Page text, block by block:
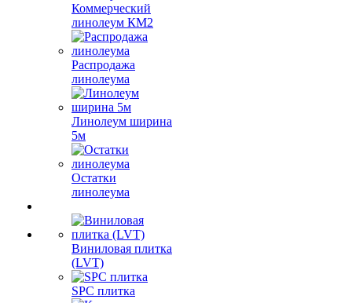
Коммерческий
линолеум КМ2
Распродажа
линолеума
Линолеум ширина
5м
Остатки
линолеума
Виниловая плитка
(LVT)
SPC плитка